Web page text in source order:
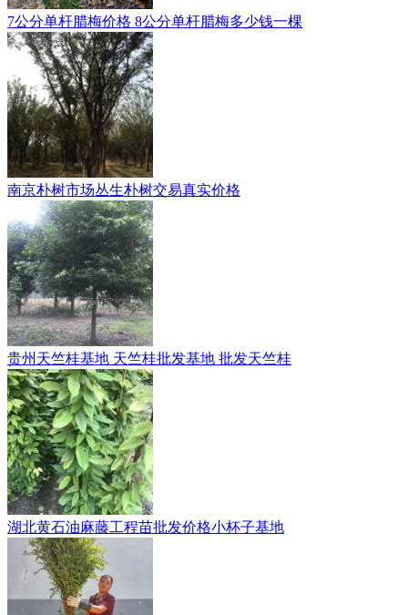
7公分单杆腊梅价格 8公分单杆腊梅多少钱一棵
南京朴树市场丛生朴树交易真实价格
贵州天竺桂基地 天竺桂批发基地 批发天竺桂
湖北黄石油麻藤工程苗批发价格小杯子基地